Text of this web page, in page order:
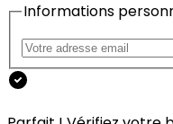
Informations